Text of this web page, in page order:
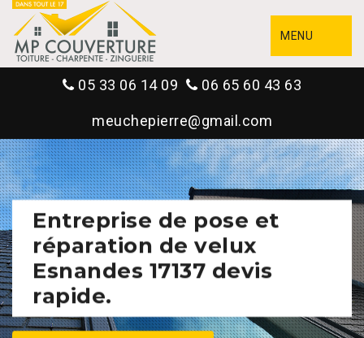
MENU
05 33 06 14 09 06 65 60 43 63
meuchepierre@gmail.com
Entreprise de pose et
réparation de velux
Esnandes 17137 devis
rapide.